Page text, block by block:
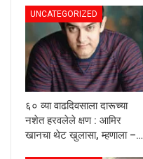
UNCATEGORIZED
६० व्या वाढदिवसाला दारूच्या
नशेत हरवलेले क्षण : आमिर
खानचा थेट खुलासा, म्हणाला –…